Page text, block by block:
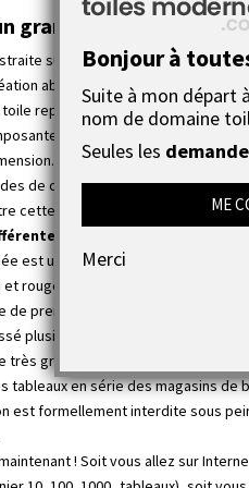
grand tableau marron
sur toile de grand format, aux
abstraite où la couleur, les
repose sur la fluidité des
du tableau Motion et
de ce grand tableau abstrait
cette réalisation artistique aussi
de brun
est une peintre toulousaine
rouge a été peint avec une
de première qualité finalise
plusieurs couches de vernis
très grande toile en 100% coton
tableaux en série des magasins
est formellement interdite sous
! Soit vous allez sur
Bonjour à
Suite à mon départ
nom de domaine
Seules les
ME
Merci